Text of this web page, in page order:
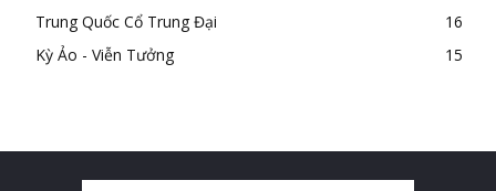
Trung Quốc Cổ Trung Đại
16
Kỳ Ảo - Viễn Tưởng
15